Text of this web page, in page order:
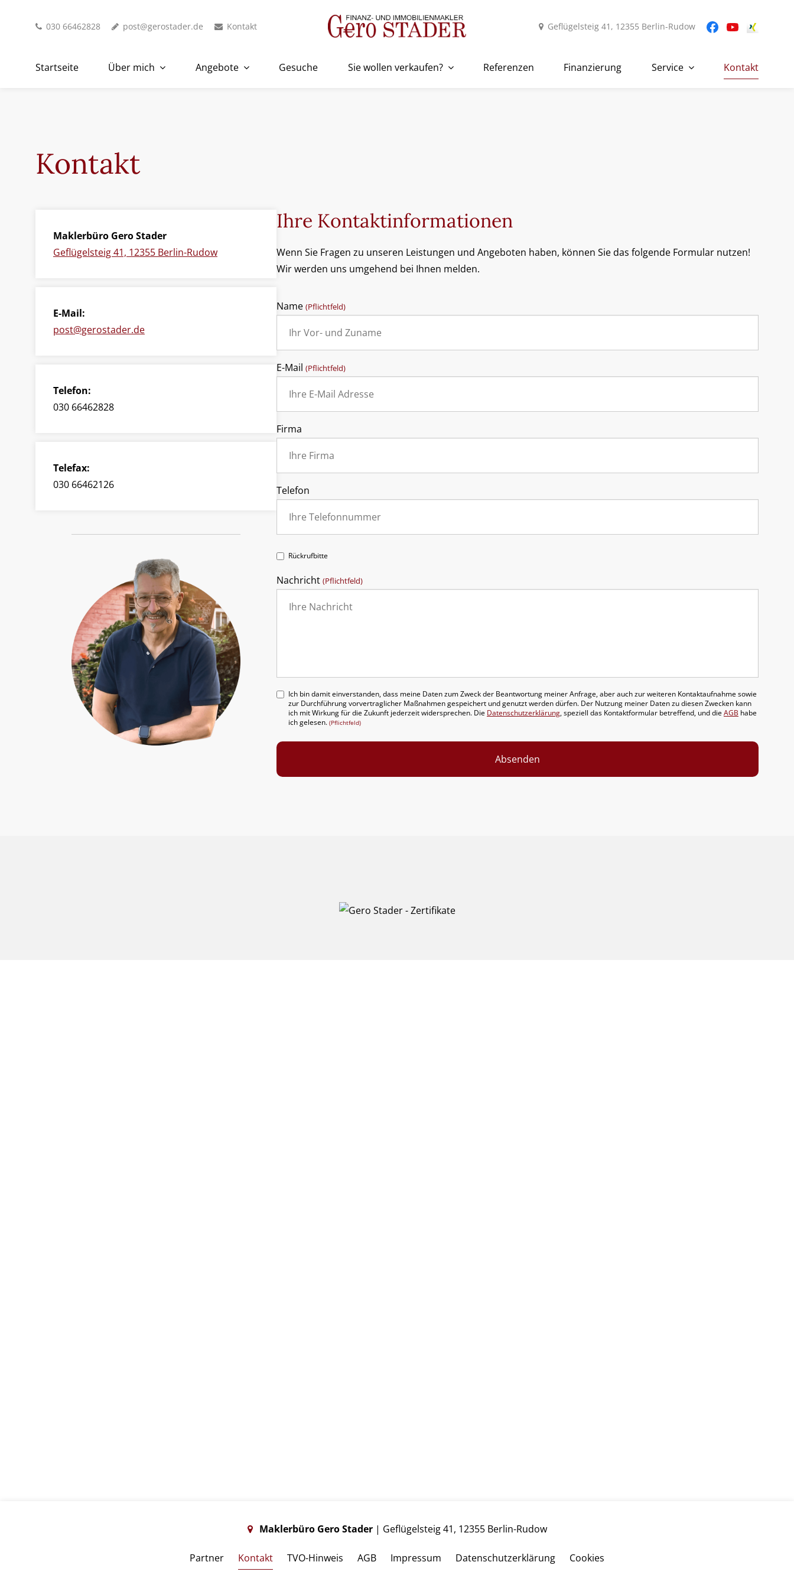
030 66462828 post@gerostader.de Kontakt Geflügelsteig 41, 12355 Berlin-Rudow
Startseite Über mich Angebote Gesuche Sie wollen verkaufen? Referenzen Finanzierung Service Kontakt
Kontakt
Maklerbüro Gero Stader
Geflügelsteig 41, 12355 Berlin-Rudow
E-Mail:
post@gerostader.de
Telefon:
030 66462828
Telefax:
030 66462126
Ihre Kontaktinformationen
Wenn Sie Fragen zu unseren Leistungen und Angeboten haben, können Sie das folgende Formular nutzen!
Wir werden uns umgehend bei Ihnen melden.
Name (Pflichtfeld)
E-Mail (Pflichtfeld)
Firma
Telefon
Rückrufbitte
Nachricht (Pflichtfeld)
Ich bin damit einverstanden, dass meine Daten zum Zweck der Beantwortung meiner Anfrage, aber auch zur weiteren Kontaktaufnahme sowie
zur Durchführung vorvertraglicher Maßnahmen gespeichert und genutzt werden dürfen. Der Nutzung meiner Daten zu diesen Zwecken kann
ich mit Wirkung für die Zukunft jederzeit widersprechen. Die Datenschutzerklärung, speziell das Kontaktformular betreffend, und dieAGB habe
ich gelesen. (Pflichtfeld)
Maklerbüro Gero Stader| Geflügelsteig 41, 12355 Berlin-Rudow
Partner Kontakt TVO-Hinweis AGB Impressum Datenschutzerklärung Cookies